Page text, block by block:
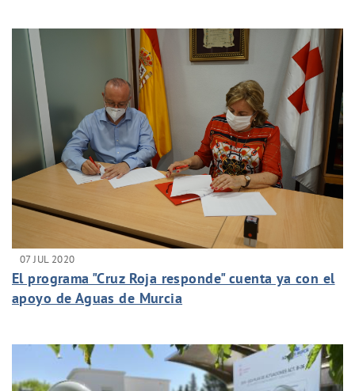
07 JUL 2020
El programa "Cruz Roja responde" cuenta ya con el
apoyo de Aguas de Murcia